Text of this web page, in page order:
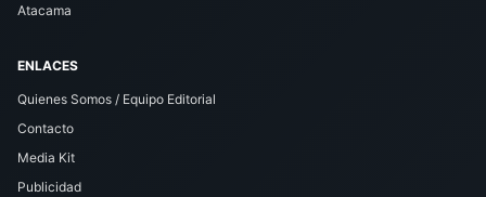
Atacama
ENLACES
Quienes Somos / Equipo Editorial
Contacto
Media Kit
Publicidad